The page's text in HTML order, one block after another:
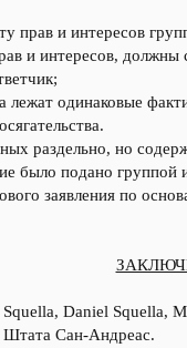
прав и интересов
и интересов,
лежат одинаковые
раздельно, но
было подано
заявления по
Daniel
Штата Сан-Андреас.